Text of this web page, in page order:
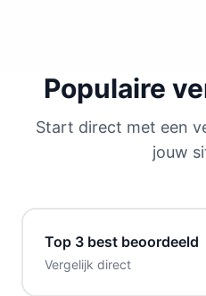
Populaire
Start direct met een
jouw
Top 3 best beoordeeld
Vergelijk direct